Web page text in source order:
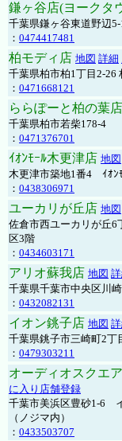
鎌ヶ谷店(ヨークタ
千葉県鎌ヶ谷東道野辺
： 0474417481
柏モディ店 地図 詳細
千葉県柏市柏1丁目2-26
： 0471668121
ららぽーと柏の葉店
千葉県柏市若柴178-4
： 0471376701
ｲｵﾝﾓｰﾙ木更津店 地図
木更津市築地1番4 ｲｵﾝ
： 0438306971
ユーカリが丘店 地図
佐倉市西ユーカリが丘
区3階
： 0434603171
アリオ蘇我店 地図
千葉県千葉市中央区川
： 0432082131
イオン銚子店 地図
千葉県銚子市三崎町2丁
： 0479303211
オーディオスクエ
に入り店舗登録
千葉市美浜区豊砂1-6
（ノジマ内）
： 0433503707